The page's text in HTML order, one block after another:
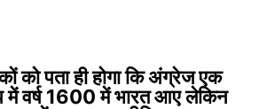
को पता ही होगा कि अंग्रेज एक
में वर्ष 1600 में भारत आए लेकिन